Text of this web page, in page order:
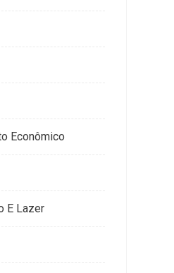
Econômico
E Lazer